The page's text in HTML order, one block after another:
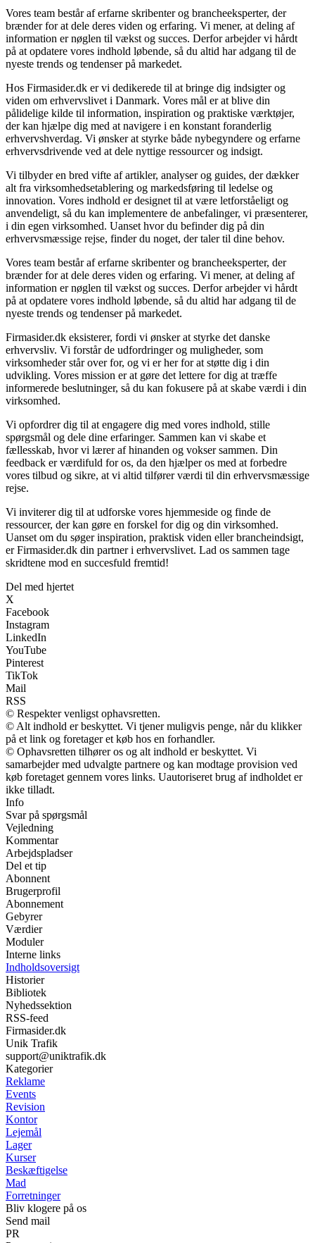
Vores team består af erfarne skribenter og brancheeksperter, der
brænder for at dele deres viden og erfaring. Vi mener, at deling af
information er nøglen til vækst og succes. Derfor arbejder vi hårdt
på at opdatere vores indhold løbende, så du altid har adgang til de
nyeste trends og tendenser på markedet.
Hos Firmasider.dk er vi dedikerede til at bringe dig indsigter og
viden om erhvervslivet i Danmark. Vores mål er at blive din
pålidelige kilde til information, inspiration og praktiske værktøjer,
der kan hjælpe dig med at navigere i en konstant foranderlig
erhvervshverdag. Vi ønsker at styrke både nybegyndere og erfarne
erhvervsdrivende ved at dele nyttige ressourcer og indsigt.
Vi tilbyder en bred vifte af artikler, analyser og guides, der dækker
alt fra virksomhedsetablering og markedsføring til ledelse og
innovation. Vores indhold er designet til at være letforståeligt og
anvendeligt, så du kan implementere de anbefalinger, vi præsenterer,
i din egen virksomhed. Uanset hvor du befinder dig på din
erhvervsmæssige rejse, finder du noget, der taler til dine behov.
Vores team består af erfarne skribenter og brancheeksperter, der
brænder for at dele deres viden og erfaring. Vi mener, at deling af
information er nøglen til vækst og succes. Derfor arbejder vi hårdt
på at opdatere vores indhold løbende, så du altid har adgang til de
nyeste trends og tendenser på markedet.
Firmasider.dk eksisterer, fordi vi ønsker at styrke det danske
erhvervsliv. Vi forstår de udfordringer og muligheder, som
virksomheder står over for, og vi er her for at støtte dig i din
udvikling. Vores mission er at gøre det lettere for dig at træffe
informerede beslutninger, så du kan fokusere på at skabe værdi i din
virksomhed.
Vi opfordrer dig til at engagere dig med vores indhold, stille
spørgsmål og dele dine erfaringer. Sammen kan vi skabe et
fællesskab, hvor vi lærer af hinanden og vokser sammen. Din
feedback er værdifuld for os, da den hjælper os med at forbedre
vores tilbud og sikre, at vi altid tilfører værdi til din erhvervsmæssige
rejse.
Vi inviterer dig til at udforske vores hjemmeside og finde de
ressourcer, der kan gøre en forskel for dig og din virksomhed.
Uanset om du søger inspiration, praktisk viden eller brancheindsigt,
er Firmasider.dk din partner i erhvervslivet. Lad os sammen tage
skridtene mod en succesfuld fremtid!
Del med hjertet
X
Facebook
Instagram
LinkedIn
YouTube
Pinterest
TikTok
Mail
RSS
© Respekter venligst ophavsretten.
© Alt indhold er beskyttet. Vi tjener muligvis penge, når du klikker
på et link og foretager et køb hos en forhandler.
© Ophavsretten tilhører os og alt indhold er beskyttet. Vi
samarbejder med udvalgte partnere og kan modtage provision ved
køb foretaget gennem vores links. Uautoriseret brug af indholdet er
ikke tilladt.
Info
Svar på spørgsmål
Vejledning
Kommentar
Arbejdspladser
Del et tip
Abonnent
Brugerprofil
Abonnement
Gebyrer
Værdier
Moduler
Interne links
Indholdsoversigt
Historier
Bibliotek
Nyhedssektion
RSS-feed
Firmasider.dk
Unik Trafik
support@uniktrafik.dk
Kategorier
Reklame
Events
Revision
Kontor
Lejemål
Lager
Kurser
Beskæftigelse
Mad
Forretninger
Bliv klogere på os
Send mail
PR